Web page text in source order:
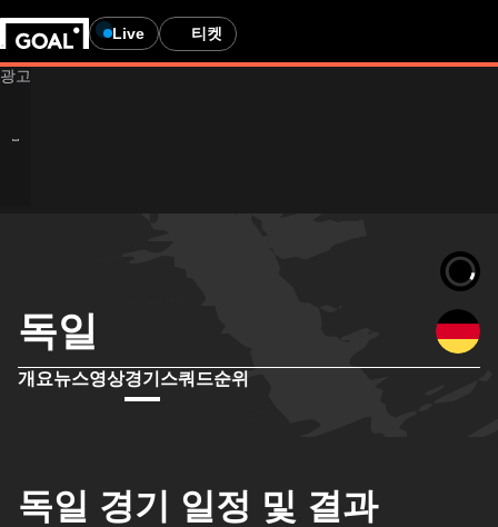
Live 티켓
독일
개요뉴스영상경기 스쿼드순위
독일 경기 일정 및 결과